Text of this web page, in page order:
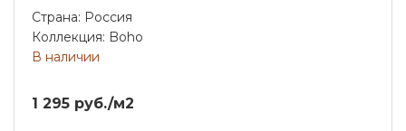
Страна: Россия
Коллекция: Boho
В наличии
1 295 руб./м2